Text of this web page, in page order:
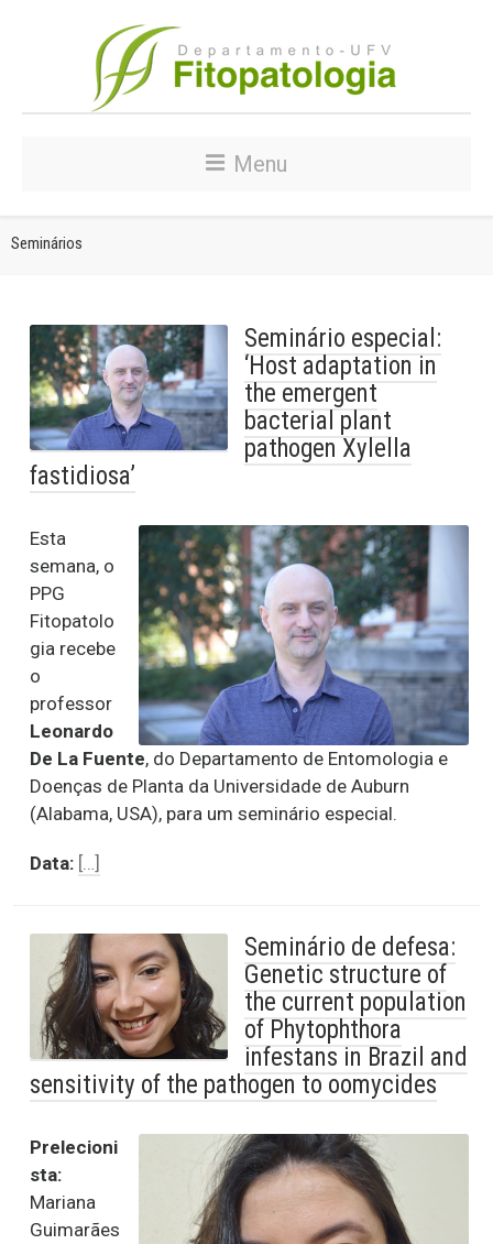
Menu
Seminários
Seminário especial:
‘Host adaptation in
the emergent
bacterial plant
pathogen Xylella
fastidiosa’
Esta
semana, o
PPG
Fitopatolo
gia recebe
o
professor
Leonardo
De La Fuente, do Departamento de Entomologia e
Doenças de Planta da Universidade de Auburn
(Alabama, USA), para um seminário especial.
Data: […]
Seminário de defesa:
Genetic structure of
the current population
of Phytophthora
infestans in Brazil and
sensitivity of the pathogen to oomycides
Prelecioni
sta:
Mariana
Guimarães